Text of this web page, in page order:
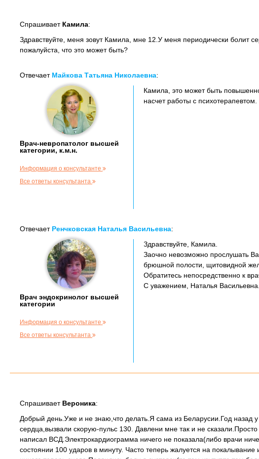
Спрашивает Камила:
Здравствуйте, меня зовут Камила, мне 12.У меня периодически болит
пожалуйста, что это может быть?
Отвечает Майкова Татьяна Николаевна:
Врач-невропатолог высшей
категории, к.м.н.
Информация о консультанте
Все ответы консультанта
Камила, это может быть
насчет работы с психотерапевтом.
Отвечает Ренчковская Наталья Васильевна:
Врач эндокринолог высшей
категории
Информация о консультанте
Все ответы консультанта
Здравствуйте, Камила.
Заочно невозможно прослушать
брюшной полости, щитовидной
Обратитесь непосредственно к
С уважением, Наталья Васильевна.
Спрашивает Вероника:
Добрый день.Уже и не знаю,что делать.Я сама из Беларусии.Год назад
сердца,вызвали скорую-пульс 130. Давлени мне так и не
написал ВСД.Электрокардиограмма ничего не показала(либо врачи
состоянии 100 ударов в минуту. Часто теперь жалуется на